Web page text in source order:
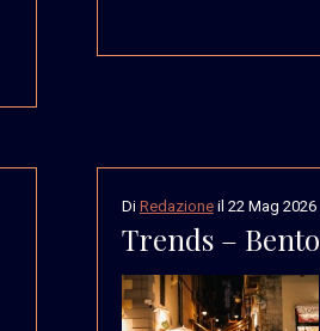
Di Redazioneil 22 Mag 2026
Trends –